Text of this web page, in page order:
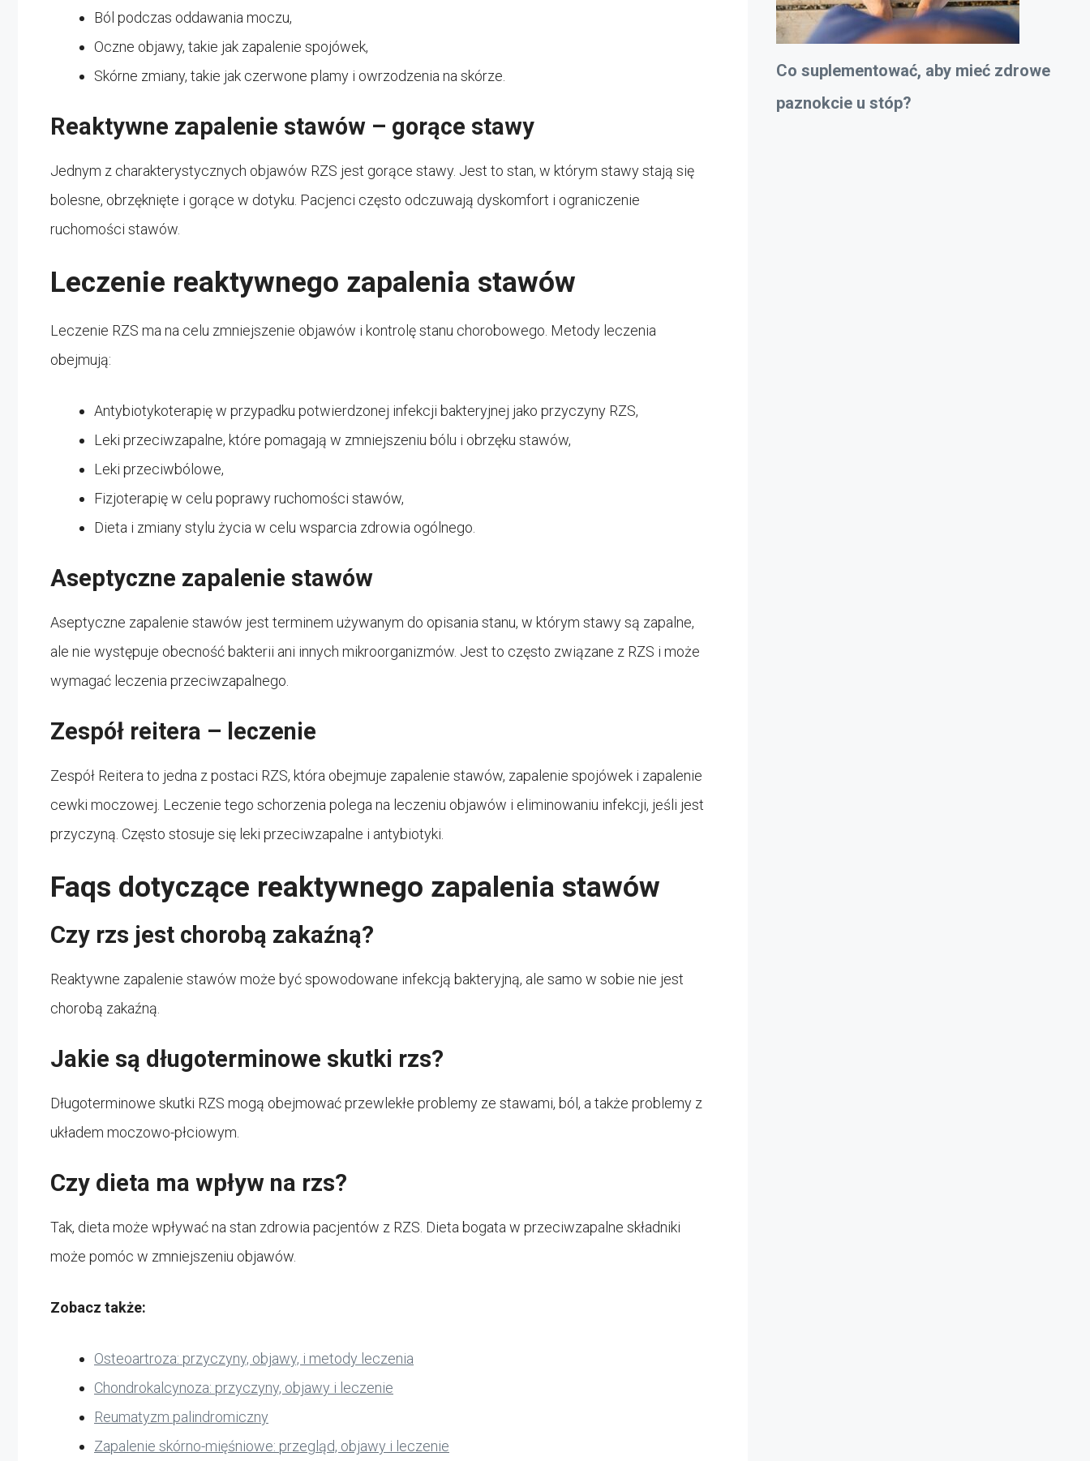
Ból podczas oddawania moczu,
Oczne objawy, takie jak zapalenie spojówek,
Skórne zmiany, takie jak czerwone plamy i owrzodzenia na skórze.
Reaktywne zapalenie stawów – gorące stawy
Jednym z charakterystycznych objawów RZS jest gorące stawy. Jest to stan, w którym stawy stają się
bolesne, obrzęknięte i gorące w dotyku. Pacjenci często odczuwają dyskomfort i ograniczenie
ruchomości stawów.
Leczenie reaktywnego zapalenia stawów
Leczenie RZS ma na celu zmniejszenie objawów i kontrolę stanu chorobowego. Metody leczenia
obejmują:
Antybiotykoterapię w przypadku potwierdzonej infekcji bakteryjnej jako przyczyny RZS,
Leki przeciwzapalne, które pomagają w zmniejszeniu bólu i obrzęku stawów,
Leki przeciwbólowe,
Fizjoterapię w celu poprawy ruchomości stawów,
Dieta i zmiany stylu życia w celu wsparcia zdrowia ogólnego.
Aseptyczne zapalenie stawów
Aseptyczne zapalenie stawów jest terminem używanym do opisania stanu, w którym stawy są zapalne,
ale nie występuje obecność bakterii ani innych mikroorganizmów. Jest to często związane z RZS i może
wymagać leczenia przeciwzapalnego.
Zespół reitera – leczenie
Zespół Reitera to jedna z postaci RZS, która obejmuje zapalenie stawów, zapalenie spojówek i zapalenie
cewki moczowej. Leczenie tego schorzenia polega na leczeniu objawów i eliminowaniu infekcji, jeśli jest
przyczyną. Często stosuje się leki przeciwzapalne i antybiotyki.
Faqs dotyczące reaktywnego zapalenia stawów
Czy rzs jest chorobą zakaźną?
Reaktywne zapalenie stawów może być spowodowane infekcją bakteryjną, ale samo w sobie nie jest
chorobą zakaźną.
Jakie są długoterminowe skutki rzs?
Długoterminowe skutki RZS mogą obejmować przewlekłe problemy ze stawami, ból, a także problemy z
układem moczowo-płciowym.
Czy dieta ma wpływ na rzs?
Tak, dieta może wpływać na stan zdrowia pacjentów z RZS. Dieta bogata w przeciwzapalne składniki
może pomóc w zmniejszeniu objawów.
Zobacz także:
Osteoartroza: przyczyny, objawy, i metody leczenia
Chondrokalcynoza: przyczyny, objawy i leczenie
Reumatyzm palindromiczny
Zapalenie skórno-mięśniowe: przegląd, objawy i leczenie
Co suplementować, aby mieć zdrowe
paznokcie u stóp?